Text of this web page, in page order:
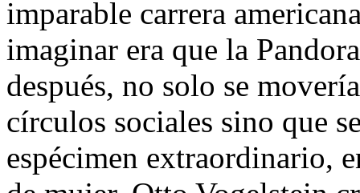
imparable carrera
imaginar era que la
después, no solo se
círculos sociales sino que
espécimen extraordina­rio,